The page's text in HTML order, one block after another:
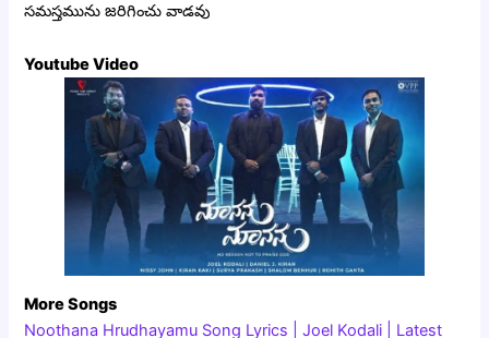
సమస్తమును జరిగించు వాడవు
Youtube Video
More Songs
Noothana Hrudhayamu Song Lyrics | Joel Kodali | Latest